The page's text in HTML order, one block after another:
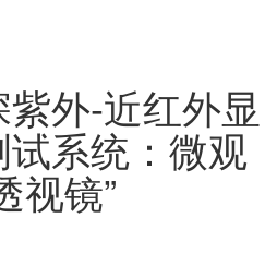
外-近红外显
系统：微观
视镜”